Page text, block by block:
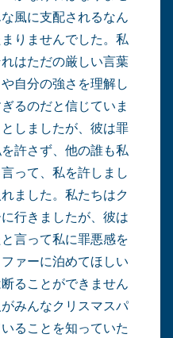
風に支配されるなん
りませんでした。私
はただの厳しい言葉
自分の強さを理解し
るのだと信じていま
しましたが、彼は罪
許さず、他の誰も私
って、私を許しまし
ました。私たちはク
行きましたが、彼は
言って私に罪悪感を
ァーに泊めてほしい
ることができません
みんなクリスマスパ
ることを知っていた